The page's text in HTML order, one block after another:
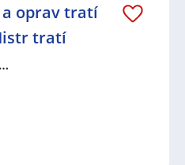
oprav tratí
tratí